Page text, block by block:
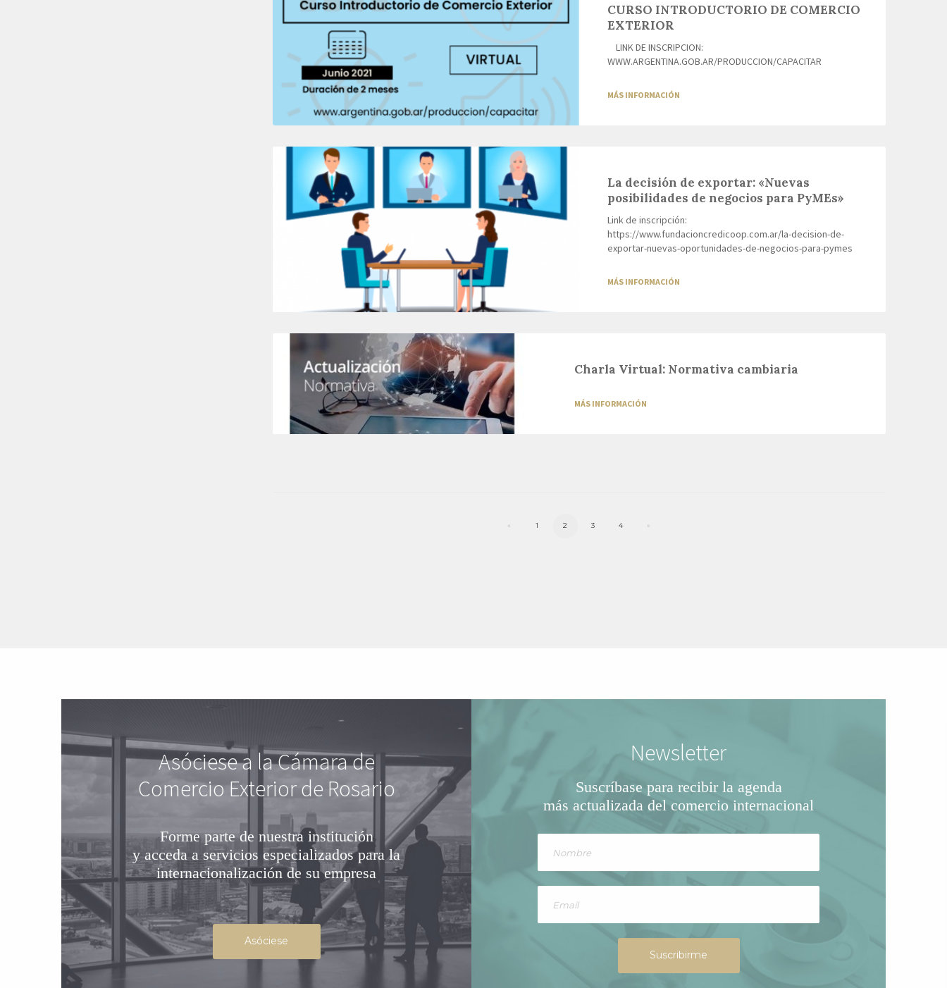
CURSO INTRODUCTORIO DE COMERCIO
EXTERIOR
LINK DE INSCRIPCION:
WWW.ARGENTINA.GOB.AR/PRODUCCION/CAPACITAR
MÁS INFORMACIÓN
La decisión de exportar: «Nuevas
posibilidades de negocios para PyMEs»
Link de inscripción:
https://www.fundacioncredicoop.com.ar/la-decision-de-
exportar-nuevas-oportunidades-de-negocios-para-pymes
MÁS INFORMACIÓN
Charla Virtual: Normativa cambiaria
MÁS INFORMACIÓN
« 1 2 3 4 »
Asóciese a la Cámara de
Comercio Exterior de Rosario
Forme parte de nuestra institución
y acceda a servicios especializados para la
internacionalización de su empresa
Asóciese
Newsletter
Suscríbase para recibir la agenda
más actualizada del comercio internacional
Suscribirme